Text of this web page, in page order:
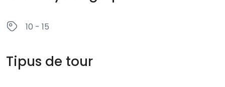
10 - 15
Tipus de tour